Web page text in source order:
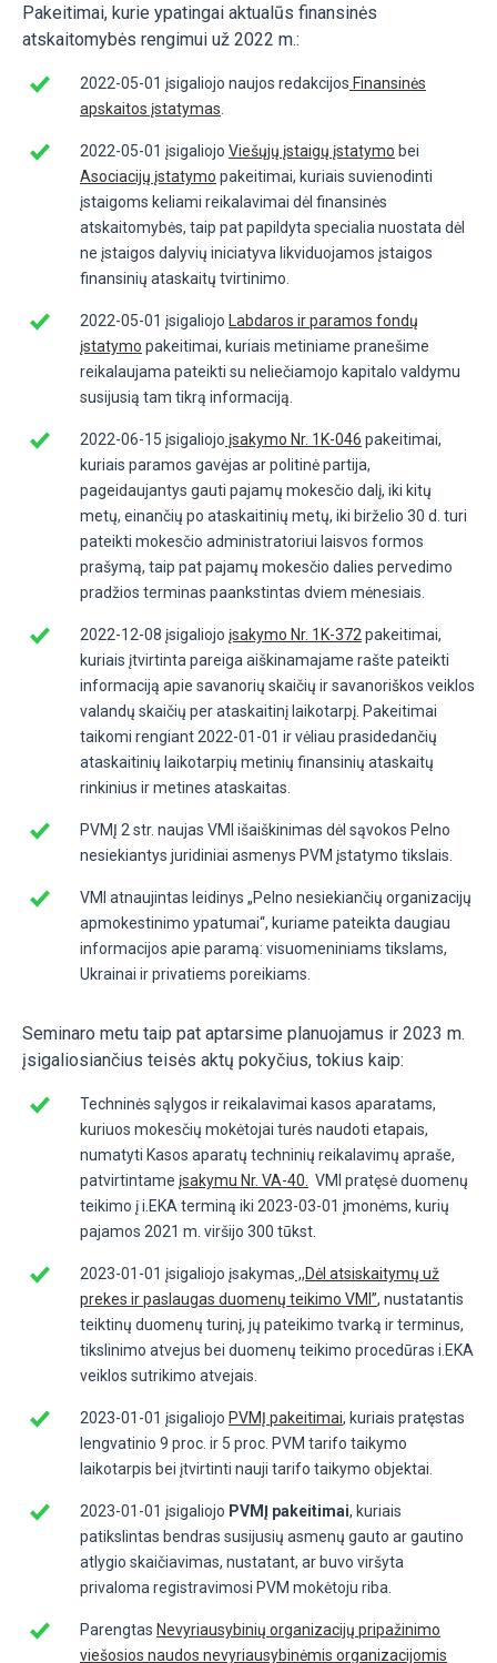
Pakeitimai, kurie ypatingai aktualūs finansinės
atskaitomybės rengimui už 2022 m.:
2022-05-01 įsigaliojo naujos redakcijos Finansinės
apskaitos įstatymas
2022-05-01 įsigaliojo Viešųjų įstaigų įstatymo bei
Asociacijų įstatymo pakeitimai, kuriais suvienodinti
įstaigoms keliami reikalavimai dėl finansinės
atskaitomybės, taip pat papildyta specialia nuostata dėl
ne įstaigos dalyvių iniciatyva likviduojamos įstaigos
finansinių ataskaitų tvirtinimo.
2022-05-01 įsigaliojo
Labdaros ir paramos fondų
įstatymo pakeitimai, kuriais metiniame pranešime
reikalaujama pateikti su neliečiamojo kapitalo valdymu
susijusią tam tikrą informaciją.
2022-06-15 įsigaliojo įsakymo Nr. 1K-046 pakeitimai,
kuriais paramos gavėjas ar politinė partija,
pageidaujantys gauti pajamų mokesčio dalį, iki kitų
metų, einančių po ataskaitinių metų, iki birželio 30 d. turi
pateikti mokesčio administratoriui laisvos formos
prašymą, taip pat pajamų mokesčio dalies pervedimo
pradžios terminas paankstintas dviem mėnesiais.
2022-12-08 įsigaliojo įsakymo Nr. 1K-372 pakeitimai,
kuriais įtvirtinta pareiga aiškinamajame rašte pateikti
informaciją apie savanorių skaičių ir savanoriškos veiklos
valandų skaičių per ataskaitinį laikotarpį. Pakeitimai
taikomi rengiant 2022-01-01 ir vėliau prasidedančių
ataskaitinių laikotarpių metinių finansinių ataskaitų
rinkinius ir metines ataskaitas.
PVMĮ 2 str. naujas VMI išaiškinimas dėl sąvokos Pelno
nesiekiantys juridiniai asmenys PVM įstatymo tikslais.
VMI atnaujintas leidinys „Pelno nesiekiančių organizacijų
apmokestinimo ypatumai“, kuriame pateikta daugiau
informacijos apie paramą: visuomeniniams tikslams,
Ukrainai ir privatiems poreikiams.
Seminaro metu taip pat aptarsime planuojamus ir 2023 m.
įsigaliosiančius teisės aktų pokyčius, tokius kaip:
Techninės sąlygos ir reikalavimai kasos aparatams,
kuriuos mokesčių mokėtojai turės naudoti etapais,
numatyti Kasos aparatų techninių reikalavimų apraše,
patvirtintame įsakymu Nr. VA-40.
VMI pratęsė duomenų
teikimo į i.EKA terminą iki 2023-03-01 įmonėms, kurių
pajamos 2021 m. viršijo 300 tūkst.
2023-01-01 įsigaliojo įsakymas ,,Dėl atsiskaitymų už
prekes ir paslaugas duomenų teikimo VMI”, nustatantis
teiktinų duomenų turinį, jų pateikimo tvarką ir terminus,
tikslinimo atvejus bei duomenų teikimo procedūras i.EKA
veiklos sutrikimo atvejais.
2023-01-01 įsigaliojo PVMĮ pakeitimai, kuriais pratęstas
lengvatinio 9 proc. ir 5 proc. PVM tarifo taikymo
laikotarpis bei įtvirtinti nauji tarifo taikymo objektai.
2023-01-01 įsigaliojo PVMĮ pakeitimai, kuriais
patikslintas bendras susijusių asmenų gauto ar gautino
atlygio skaičiavimas, nustatant, ar buvo viršyta
privaloma registravimosi PVM mokėtoju riba.
Parengtas Nevyriausybinių organizacijų pripažinimo
viešosios naudos nevyriausybinėmis organizacijomis